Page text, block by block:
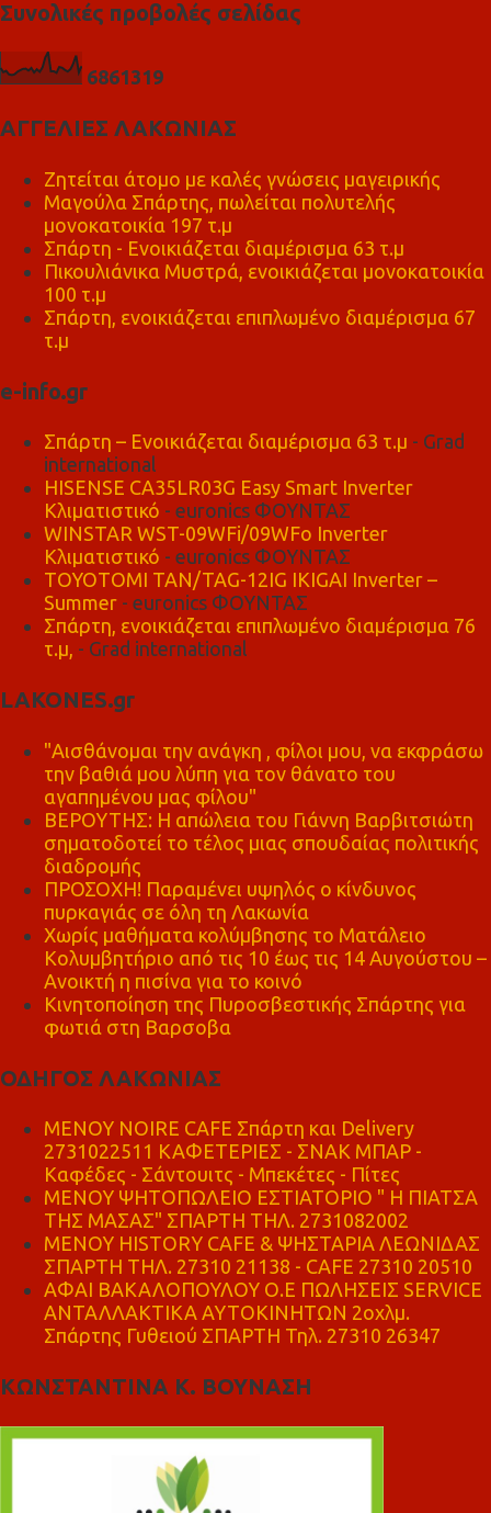
Συνολικές προβολές σελίδας
6861319
ΑΓΓΕΛΙΕΣ ΛΑΚΩΝΙΑΣ
Ζητείται άτομο με καλές γνώσεις μαγειρικής
Μαγούλα Σπάρτης, πωλείται πολυτελής
μονοκατοικία 197 τ.μ
Σπάρτη - Ενοικιάζεται διαμέρισμα 63 τ.μ
Πικουλιάνικα Μυστρά, ενοικιάζεται μονοκατοικία
100 τ.μ
Σπάρτη, ενοικιάζεται επιπλωμένο διαμέρισμα 67
τ.μ
e-info.gr
Σπάρτη – Ενοικιάζεται διαμέρισμα 63 τ.μ - Grad
international
HISENSE CA35LR03G Easy Smart Inverter
Κλιματιστικό - euronics ΦΟΥΝΤΑΣ
WINSTAR WST-09WFi/09WFo Inverter
Κλιματιστικό - euronics ΦΟΥΝΤΑΣ
TOYOTOMI TAN/TAG-12IG IKIGAI Inverter –
Summer - euronics ΦΟΥΝΤΑΣ
Σπάρτη, ενοικιάζεται επιπλωμένο διαμέρισμα 76
τ.μ, - Grad international
LAKONES.gr
"Αισθάνομαι την ανάγκη , φίλοι μου, να εκφράσω
την βαθιά μου λύπη για τον θάνατο του
αγαπημένου μας φίλου"
ΒΕΡΟΥΤΗΣ: Η απώλεια του Γιάννη Βαρβιτσιώτη
σηματοδοτεί το τέλος μιας σπουδαίας πολιτικής
διαδρομής
ΠΡΟΣΟΧΗ! Παραμένει υψηλός ο κίνδυνος
πυρκαγιάς σε όλη τη Λακωνία
Χωρίς μαθήματα κολύμβησης το Ματάλειο
Κολυμβητήριο από τις 10 έως τις 14 Αυγούστου –
Ανοικτή η πισίνα για το κοινό
Κινητοποίηση της Πυροσβεστικής Σπάρτης για
φωτιά στη Βαρσοβα
ΟΔΗΓΟΣ ΛΑΚΩΝΙΑΣ
MENOY NOIRE CAFE Σπάρτη και Delivery
2731022511 ΚΑΦΕΤΕΡΙΕΣ - ΣΝΑΚ ΜΠΑΡ -
Καφέδες - Σάντουιτς - Μπεκέτες - Πίτες
ΜΕΝΟΥ ΨΗΤΟΠΩΛΕΙΟ ΕΣΤΙΑΤΟΡΙΟ " Η ΠΙΑΤΣΑ
ΤΗΣ ΜΑΣΑΣ" ΣΠΑΡΤΗ ΤΗΛ. 2731082002
ΜΕΝΟΥ HISTORY CAFE & ΨΗΣΤΑΡΙΑ ΛΕΩΝΙΔΑΣ
ΣΠΑΡΤΗ ΤΗΛ. 27310 21138 - CAFE 27310 20510
ΑΦΑΙ ΒΑΚΑΛΟΠΟΥΛΟΥ Ο.Ε ΠΩΛΗΣΕΙΣ SERVICE
ΑΝΤΑΛΛΑΚΤΙΚΑ ΑΥΤΟΚΙΝΗΤΩΝ 2οχλμ.
Σπάρτης Γυθειού ΣΠΑΡΤΗ Τηλ. 27310 26347
ΚΩΝΣΤΑΝΤΙΝΑ Κ. ΒΟΥΝΑΣΗ